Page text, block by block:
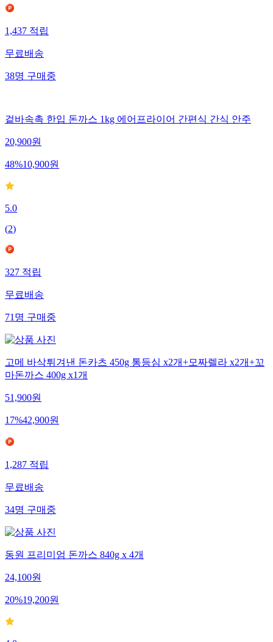
1,437 적립
무료배송
38명 구매중
겉바속촉 한입 돈까스 1kg 에어프라이어 간편식 간식 안주
20,900원
48%10,900원
5.0
(2)
327 적립
무료배송
71 명 구매중
고메 바삭튀겨낸 돈카츠 450g 통등심 x2개+모짜렐라 x2개+꼬
마돈까스 400g x1개
51,900원
17%42,900원
1,287 적립
무료배송
34명 구매중
동원 프리미엄 돈까스 840g x 4개
24,100원
20%19,200원